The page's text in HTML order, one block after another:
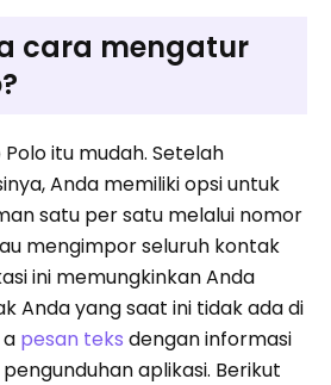
cara mengatur
itu mudah. Setelah
Anda memiliki opsi untuk
satu per satu melalui nomor
mengimpor seluruh kontak
ini memungkinkan Anda
Anda yang saat ini tidak ada di
pesan teks dengan informasi
aplikasi. Berikut